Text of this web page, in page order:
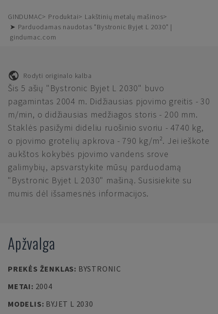
GINDUMAC Produktai
Lakštinių metalų mašinos
➤ Parduodamas naudotas "Bystronic Byjet L 2030" |
gindumac.com
Rodyti originalo kalba
Šis 5 ašių "Bystronic Byjet L 2030" buvo
pagamintas 2004 m. Didžiausias pjovimo greitis - 30
m/min, o didžiausias medžiagos storis - 200 mm.
Staklės pasižymi dideliu ruošinio svoriu - 4740 kg,
o pjovimo grotelių apkrova - 790 kg/m². Jei ieškote
aukštos kokybės pjovimo vandens srove
galimybių, apsvarstykite mūsų parduodamą
"Bystronic Byjet L 2030" mašiną. Susisiekite su
mumis dėl išsamesnės informacijos.
Apžvalga
PREKĖS ŽENKLAS: BYSTRONIC
METAI: 2004
MODELIS: BYJET L 2030